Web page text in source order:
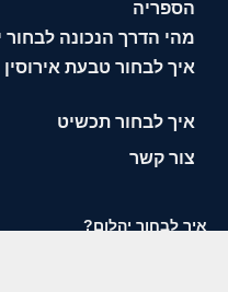
הספריה
מהי הדרך הנכונה לבחור
איך לבחור טבעת אירוסין
איך לבחור תכשיט
צור קשר
איך לבחור יהלום?